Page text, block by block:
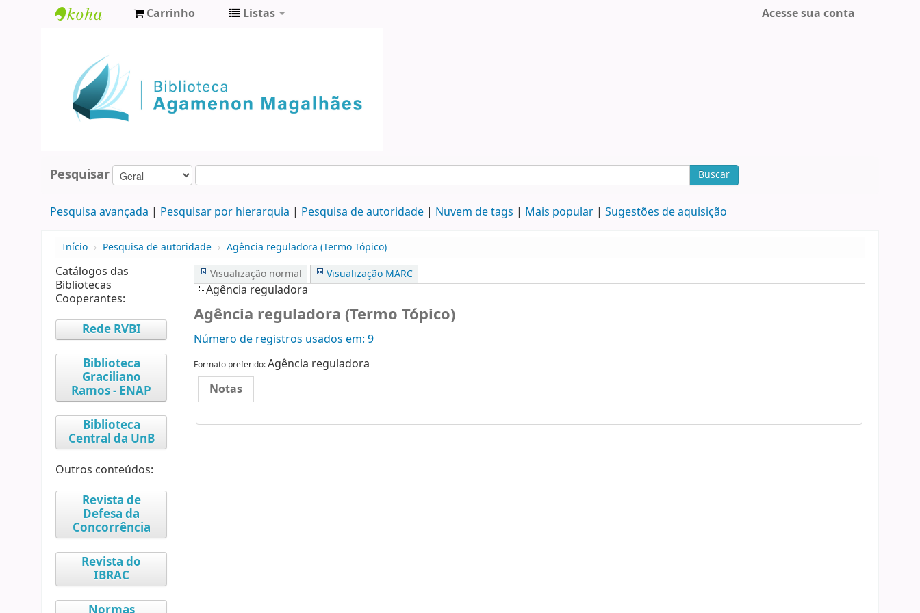
Agamenon
Magalhães
Carrinho Listas Acesse sua conta
Pesquisar Buscar
Pesquisa avançada Pesquisar por hierarquia Pesquisa de autoridade Nuvem de tags Mais popular Sugestões de aquisição
Início › Pesquisa de autoridade › Agência reguladora (Termo Tópico)
Catálogos das
Bibliotecas
Cooperantes:
Rede RVBI
Biblioteca
Graciliano
Ramos - ENAP
Biblioteca
Central da UnB
Outros conteúdos:
Revista de
Defesa da
Concorrência
Revista do
IBRAC
Visualização normal Visualização MARC
Agência reguladora
Agência reguladora (Termo Tópico)
Número de registros usados ​​em: 9
Formato preferido:Agência reguladora
Notas